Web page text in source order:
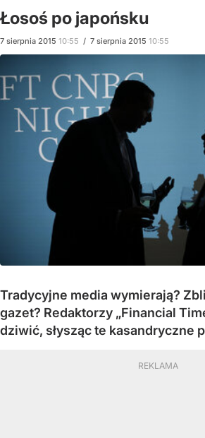
Łosoś po japońsku
7 sierpnia 2015 10:55 / 7 sierpnia 2015 10:55
Tradycyjne media wymierają?
gazet? Redaktorzy „Financial
dziwić, słysząc te kasandryczne